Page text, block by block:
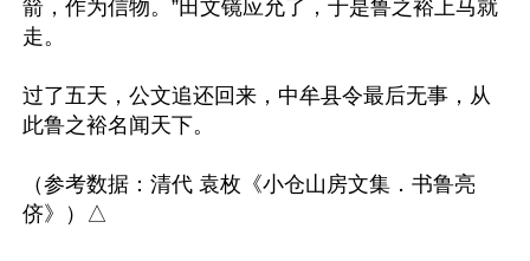
箭，作为信物。”田文镜应允了，于是鲁之裕上马就
走。
过了五天，公文追还回来，中牟县令最后无事，从
此鲁之裕名闻天下。
（参考数据：清代 袁枚《小仓山房文集．书鲁亮
侪》）△